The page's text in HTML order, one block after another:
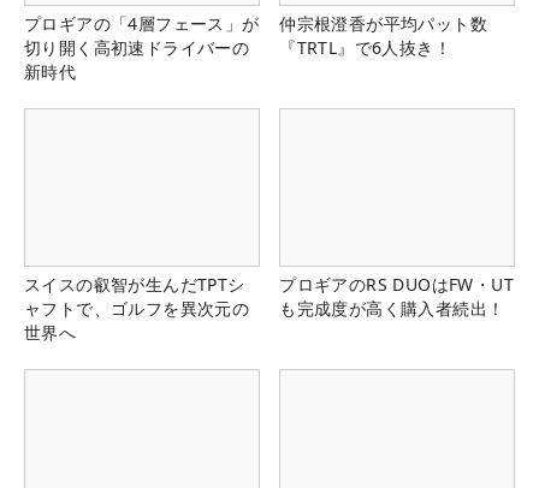
プロギアの「4層フェース」が
切り開く高初速ドライバーの
新時代
仲宗根澄香が平均パット数
『TRTL』で6人抜き！
スイスの叡智が生んだTPTシ
ャフトで、ゴルフを異次元の
世界へ
プロギアのRS DUOはFW・UT
も完成度が高く購入者続出！